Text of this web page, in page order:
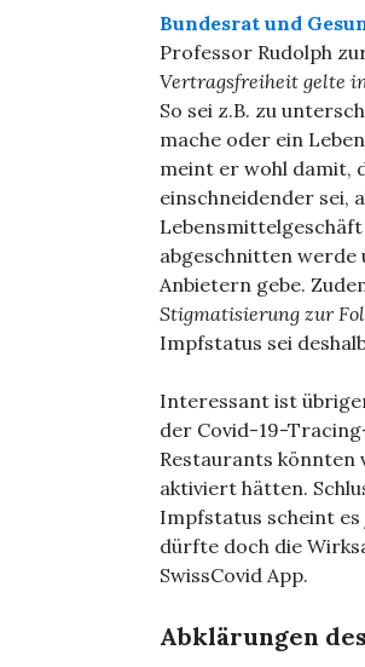
Bundesrat und
Professor Rudolph
Vertragsfreiheit gelte
So sei z.B. zu
mache oder ein
meint er wohl damit,
einschneidender sei,
abgeschnitten werde
Anbietern gebe.
Stigmatisierung zur
Impfstatus sei
Interessant ist
der Covid-19-
Restaurants könnten
aktiviert hätten.
Impfstatus scheint es
dürfte doch die
SwissCovid App.
Abklärungen